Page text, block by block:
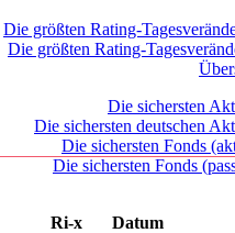
Die größten Rating-
Die größten Rating-
Die sichersten
Die sichersten deutschen
Die sichersten Fonds
Die sichersten Fonds
Ri-x
Datum